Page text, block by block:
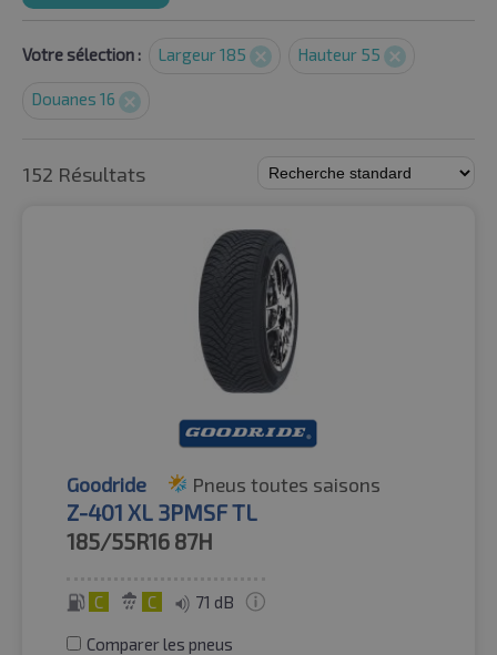
Votre sélection : Largeur 185 Hauteur 55
Douanes 16
152 Résultats
Goodride Pneus toutes saisons
Z-401 XL 3PMSF TL
185/55R16 87H
C C 71 dB
Comparer les pneus